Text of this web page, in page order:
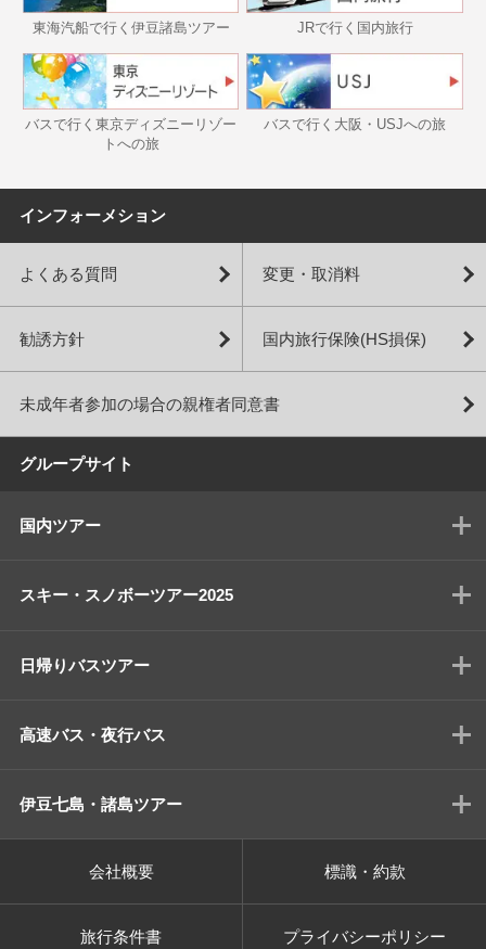
東海汽船で行く伊豆諸島ツアー JRで行く国内旅行
バスで行く東京ディズニーリゾー
トへの旅
バスで行く大阪・USJへの旅
インフォーメション
よくある質問 変更・取消料
勧誘方針 国内旅行保険(HS損保)
未成年者参加の場合の親権者同意書
グループサイト
国内ツアー
スキー・スノボーツアー2025
日帰りバスツアー
高速バス・夜行バス
伊豆七島・諸島ツアー
会社概要 標識・約款
旅行条件書 プライバシーポリシー